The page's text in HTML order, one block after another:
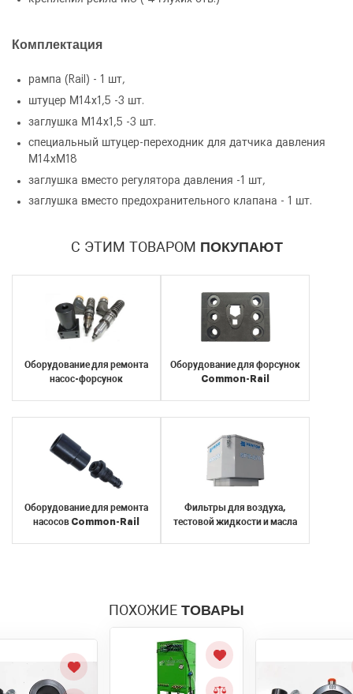
Комплектация
рампа (Rail) - 1 шт,
штуцер М14х1,5 -3 шт.
заглушка М14х1,5 -3 шт.
специальный штуцер-переходник для датчика давления
М14хМ18
заглушка вместо регулятора давления -1 шт,
заглушка вместо предохранительного клапана - 1 шт.
С ЭТИМ ТОВАРОМ ПОКУПАЮТ
Оборудование для ремонта
насос-форсунок
Оборудование для форсунок
Common-Rail
Оборудование для ремонта
насосов Common-Rail
Фильтры для воздуха,
тестовой жидкости и масла
ПОХОЖИЕ ТОВАРЫ
-Уменьшить
на
еденицу
Количество
на
еденицу
персональных данных
Отправить
Я согласен с условиями
обработки
персональных данных
Отправить